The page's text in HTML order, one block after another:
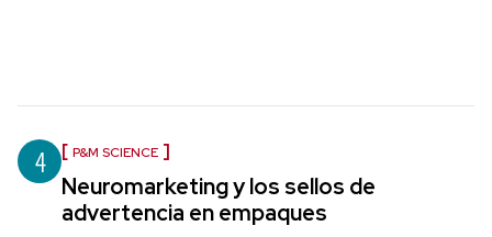
4 P&M SCIENCE
Neuromarketing y los sellos de
advertencia en empaques